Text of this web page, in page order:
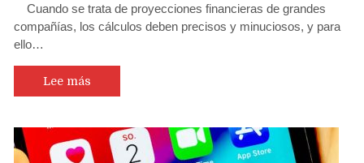
Cuando se trata de proyecciones financieras de grandes
compañías, los cálculos deben precisos y minuciosos, y para
ello…
Lee más